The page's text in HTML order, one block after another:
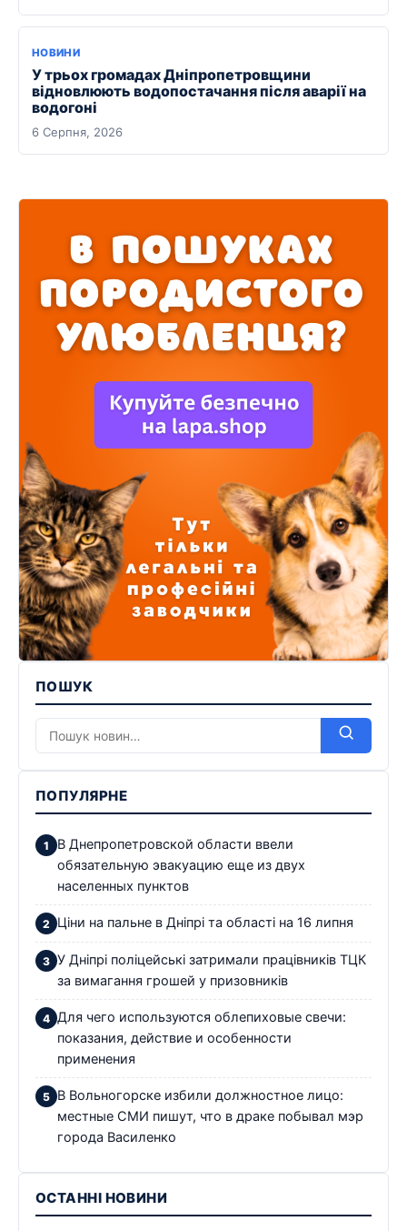
НОВИНИ
У трьох громадах Дніпропетровщини
відновлюють водопостачання після аварії на
водогоні
6 Серпня, 2026
ПОШУК
ПОПУЛЯРНЕ
В Днепропетровской области ввели
обязательную эвакуацию еще из двух
населенных пунктов
Ціни на пальне в Дніпрі та області на 16 липня
У Дніпрі поліцейські затримали працівників ТЦК
за вимагання грошей у призовників
Для чего используются облепиховые свечи:
показания, действие и особенности
применения
В Вольногорске избили должностное лицо:
местные СМИ пишут, что в драке побывал мэр
города Василенко
ОСТАННІ НОВИНИ